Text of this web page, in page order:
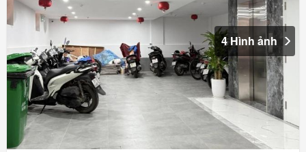
4 Hình ảnh